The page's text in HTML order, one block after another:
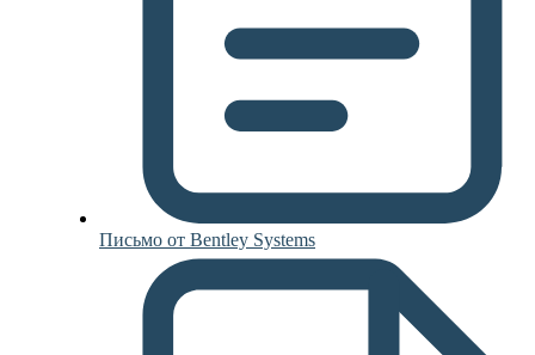
Письмо от Bentley Systems